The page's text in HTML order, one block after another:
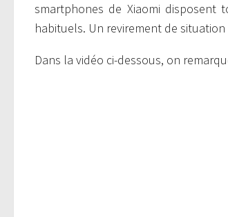
smartphones de Xiaomi disposent
habituels. Un revirement de
Dans la vidéo ci-dessous, on